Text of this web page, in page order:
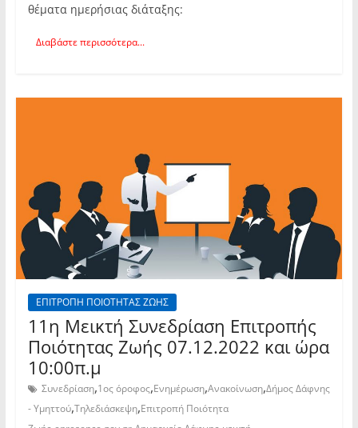
θέματα ημερήσιας διάταξης:
Διαβάστε περισσότερα...
ΕΠΙΤΡΟΠΗ ΠΟΙΟΤΗΤΑΣ ΖΩΗΣ
11η Μεικτή Συνεδρίαση Επιτροπής
Ποιότητας Ζωής 07.12.2022 και ώρα
10:00π.μ
Συνεδρίαση,1ος όροφος,Ενημέρωση,Ανακοίνωση,Δήμος Δάφνης
- Υμηττού,Τηλεδιάσκεψη,Επιτροπή Ποιότητα